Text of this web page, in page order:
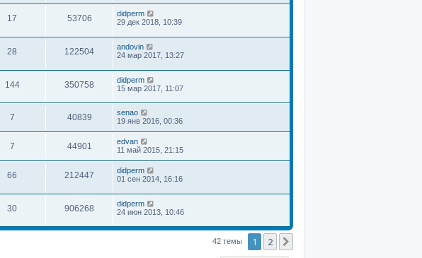
17 53706
didperm
29 дек 2018, 10:39
28 122504
andovin
24 мар 2017, 13:27
144 350758
didperm
15 мар 2017, 11:07
7 40839
senao
19 янв 2016, 00:36
7 44901
edvan
11 май 2015, 21:15
66 212447
didperm
01 сен 2014, 16:16
30 906268
didperm
24 июн 2013, 10:46
42 темы 1 2